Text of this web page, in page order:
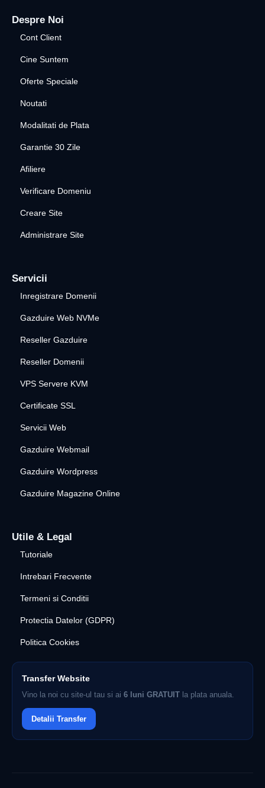
Despre Noi
Cont Client
Cine Suntem
Oferte Speciale
Noutati
Modalitati de Plata
Garantie 30 Zile
Afiliere
Verificare Domeniu
Creare Site
Administrare Site
Servicii
Inregistrare Domenii
Gazduire Web NVMe
Reseller Gazduire
Reseller Domenii
VPS Servere KVM
Certificate SSL
Servicii Web
Gazduire Webmail
Gazduire Wordpress
Gazduire Magazine Online
Utile & Legal
Tutoriale
Intrebari Frecvente
Termeni si Conditii
Protectia Datelor (GDPR)
Politica Cookies
Transfer Website
Vino la noi cu site-ul tau si ai 6 luni GRATUIT la plata anuala.
Detalii Transfer